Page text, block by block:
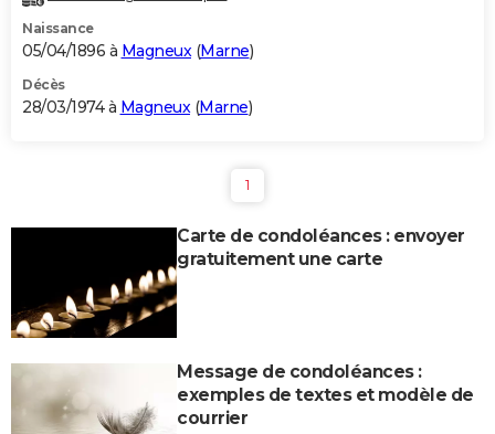
Naissance
05/04/1896 à Magneux (Marne)
Décès
28/03/1974 à Magneux (Marne)
1
Carte de condoléances : envoyer
gratuitement une carte
Message de condoléances :
exemples de textes et modèle de
courrier